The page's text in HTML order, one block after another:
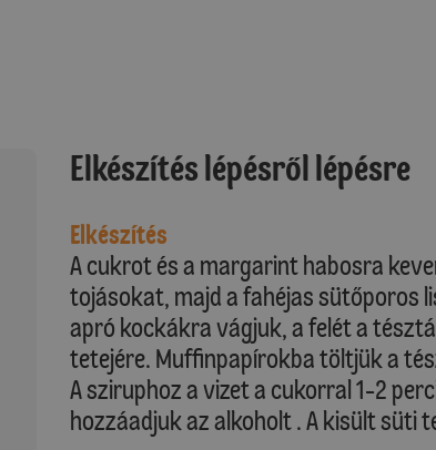
Elkészítés lépésről lépésre
Elkészítés
A cukrot és a margarint habosra
tojásokat, majd a fahéjas sütőporos
apró kockákra vágjuk, a felét a
tetejére. Muffinpapírokba töltjük a
A sziruphoz a vizet a cukorral 1-2
hozzáadjuk az alkoholt . A kisült süti